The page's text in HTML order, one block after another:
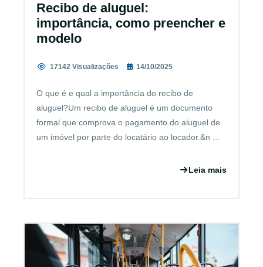
Recibo de aluguel:
importância, como preencher e
modelo
17142 Visualizações 14/10/2025
O que é e qual a importância do recibo de
aluguel?Um recibo de aluguel é um documento
formal que comprova o pagamento do aluguel de
um imóvel por parte do locatário ao locador.&n ...
Leia mais